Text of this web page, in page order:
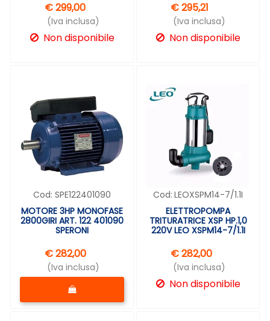
€ 299,00
(Iva inclusa)
Non disponibile
€ 295,21
(Iva inclusa)
Non disponibile
Cod: SPE122401090
MOTORE 3HP MONOFASE
2800GIRI ART. 122 401090
SPERONI
€ 282,00
(Iva inclusa)
Quantità
Cod: LEOXSPM14-7/1.1I
ELETTROPOMPA
TRITURATRICE XSP HP.1,0
220V LEO XSPM14-7/1.1I
€ 282,00
(Iva inclusa)
Non disponibile